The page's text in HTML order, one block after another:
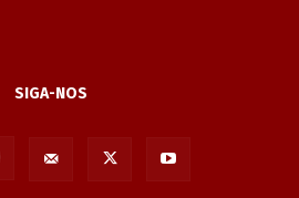
SIGA-NOS